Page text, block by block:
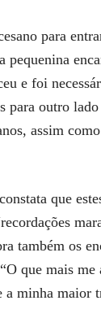
para
e foi
para outro
assim
que
também os
que mais
a minha maior